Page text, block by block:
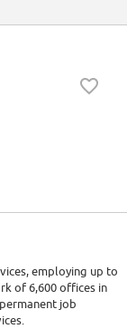
employing up to
of 6,600 offices in
job